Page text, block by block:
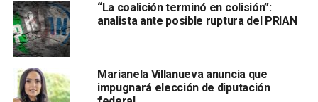
de hacienda, además de la carta de antecedentes no
penales y el examen de toxicología, abona a la
transparencia en el proceso electoral y permite que la
ciudadanía tenga conocimiento de quiénes son los
candidatos y puedan emitir un voto consciente.
“La coalición terminó en colisión”:
analista ante posible ruptura del PRIAN
Marianela Villanueva anuncia que
impugnará elección de diputación